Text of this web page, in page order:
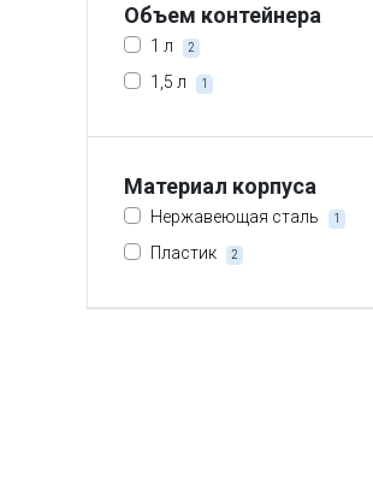
Объем контейнера
1 л 2
1,5 л 1
Материал корпуса
Нержавеющая сталь 1
Пластик 2